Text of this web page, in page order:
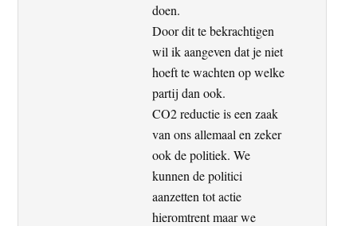
doen.
Door dit te bekrachtigen
wil ik aangeven dat je niet
hoeft te wachten op welke
partij dan ook.
CO2 reductie is een zaak
van ons allemaal en zeker
ook de politiek. We
kunnen de politici
aanzetten tot actie
hieromtrent maar we